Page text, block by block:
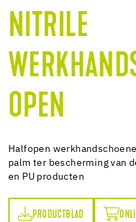
NITRILE
OPEN
Halfopen
palm ter bescherming van
en PU producten
PRODUCTBLAD
ONLINE BESTELLEN